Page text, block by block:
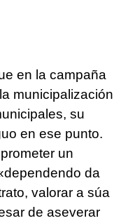
en la campaña
municipalización
su
en ese punto.
un
dependendo da
valorar a súa
de aseverar